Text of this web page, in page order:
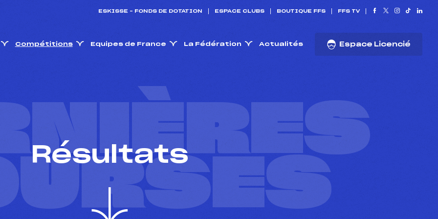
ESKISSE – FONDS DE DOTATION ESPACE CLUBS BOUTIQUE FFS FFS TV
Compétitions Equipes de France La Fédération Actualités Espace Licencié
Résultats